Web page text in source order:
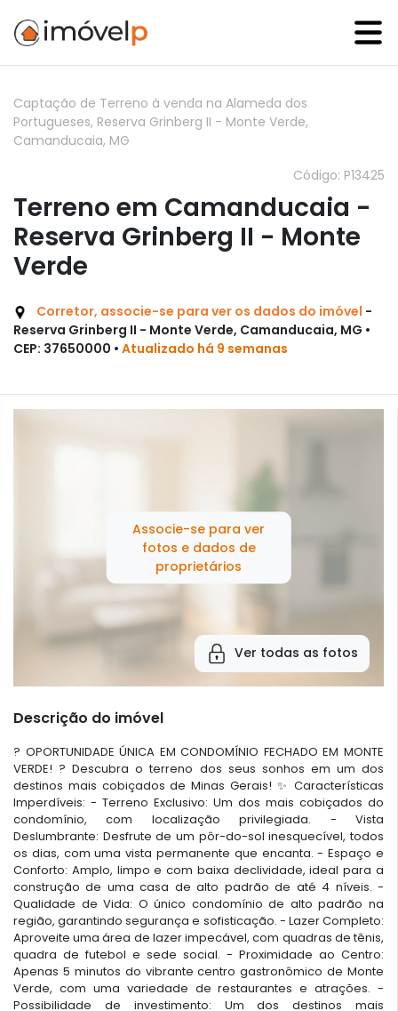
Captação de Terreno à venda na Alameda dos
Portugueses, Reserva Grinberg II - Monte Verde,
Camanducaia, MG
Código: P13425
Terreno em Camanducaia -
Reserva Grinberg II - Monte
Verde
Corretor, associe-se para ver os dados do imóvel -
Reserva Grinberg II - Monte Verde, Camanducaia, MG •
CEP: 37650000 • Atualizado há 9 semanas
Associe-se para ver
fotos e dados de
proprietários
Ver todas as fotos
Descrição do imóvel
? OPORTUNIDADE ÚNICA EM CONDOMÍNIO FECHADO EM MONTE
VERDE! ? Descubra o terreno dos seus sonhos em um dos
destinos mais cobiçados de Minas Gerais! ✨ Características
Imperdíveis: - Terreno Exclusivo: Um dos mais cobiçados do
condomínio, com localização privilegiada. - Vista
Deslumbrante: Desfrute de um pôr-do-sol inesquecível, todos
os dias, com uma vista permanente que encanta. - Espaço e
Conforto: Amplo, limpo e com baixa declividade, ideal para a
construção de uma casa de alto padrão de até 4 níveis. -
Qualidade de Vida: O único condomínio de alto padrão na
região, garantindo segurança e sofisticação. - Lazer Completo:
Aproveite uma área de lazer impecável, com quadras de tênis,
quadra de futebol e sede social. - Proximidade ao Centro:
Apenas 5 minutos do vibrante centro gastronômico de Monte
Verde, com uma variedade de restaurantes e atrações. -
Possibilidade de investimento: Um dos destinos mais